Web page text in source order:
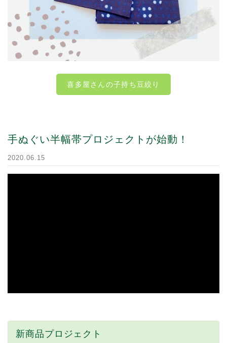
喜多屋さんの子持ち豆絞り
手ぬぐい半幅帯プロジェクトが始動！
2020.06.15
新商品プロジェクト